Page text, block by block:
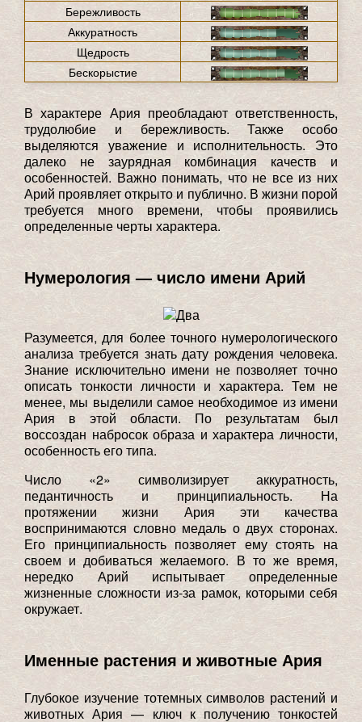
Бережливость
Аккуратность
Щедрость
Бескорыстие
В характере Ария преобладают ответственность,
трудолюбие и бережливость. Также особо
выделяются уважение и исполнительность. Это
далеко не заурядная комбинация качеств и
особенностей. Важно понимать, что не все из них
Арий проявляет открыто и публично. В жизни порой
требуется много времени, чтобы проявились
определенные черты характера.
Нумерология — число имени Арий
Разумеется, для более точного нумерологического
анализа требуется знать дату рождения человека.
Знание исключительно имени не позволяет точно
описать тонкости личности и характера. Тем не
менее, мы выделили самое необходимое из имени
Ария в этой области. По результатам был
воссоздан набросок образа и характера личности,
особенность его типа.
Число «2» символизирует аккуратность,
педантичность и принципиальность. На
протяжении жизни Ария эти качества
воспринимаются словно медаль о двух сторонах.
Его принципиальность позволяет ему стоять на
своем и добиваться желаемого. В то же время,
нередко Арий испытывает определенные
жизненные сложности из-за рамок, которыми себя
окружает.
Именные растения и животные Ария
Глубокое изучение тотемных символов растений и
животных Ария — ключ к получению тонкостей